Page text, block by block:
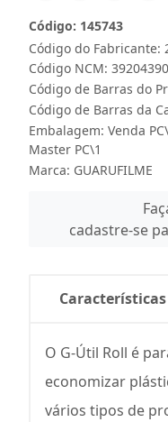
Código do Fabricante:
Código: 145743
Código NCM: 39204390
Código de Barras do
Código de Barras da
Embalagem: Venda
Master PC\1
Marca: GUARUFILME
cadastre-se
Características
O G-Útil Roll é
economizar
vários tipos de